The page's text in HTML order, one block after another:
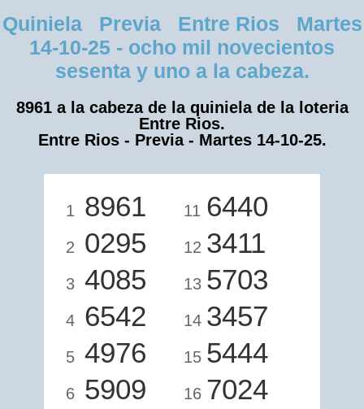
Quiniela Previa Entre Rios Martes
14-10-25 - ocho mil novecientos
sesenta y uno a la cabeza.
8961 a la cabeza de la quiniela de la loteria
Entre Rios.
Entre Rios - Previa - Martes 14-10-25.
1 8961
2 0295
3 4085
4 6542
5 4976
6 5909
11 6440
12 3411
13 5703
14 3457
15 5444
16 7024